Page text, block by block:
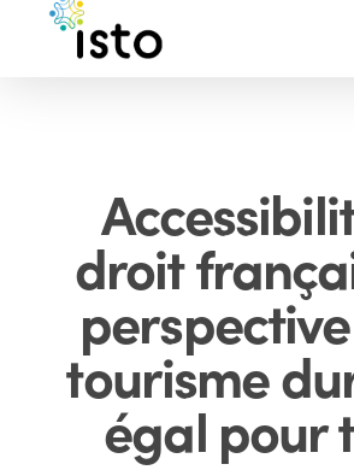
droit
perspective
tourisme
égal pour